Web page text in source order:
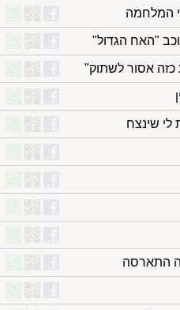
המלחמה
כזה אסור לשתוק"
לי שינצח
התארסה